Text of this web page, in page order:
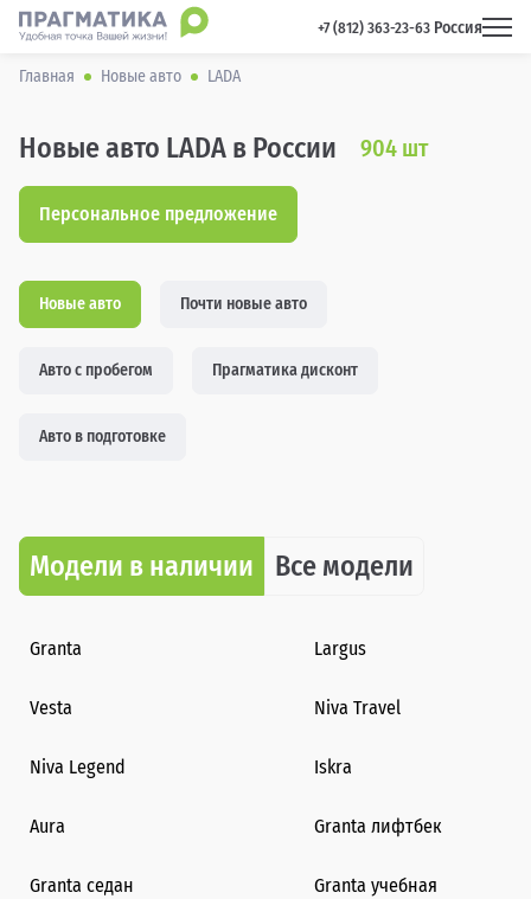
+7 (812) 363-23-63 Россия
Главная Новые авто LADA
Новые авто LADA в России 904 шт
Персональное предложение
Новые авто Почти новые авто
Авто с пробегом Прагматика дисконт
Авто в подготовке
Модели в наличии Все модели
Granta Largus
Vesta Niva Travel
Niva Legend Iskra
Aura Granta лифтбек
Granta седан Granta учебная